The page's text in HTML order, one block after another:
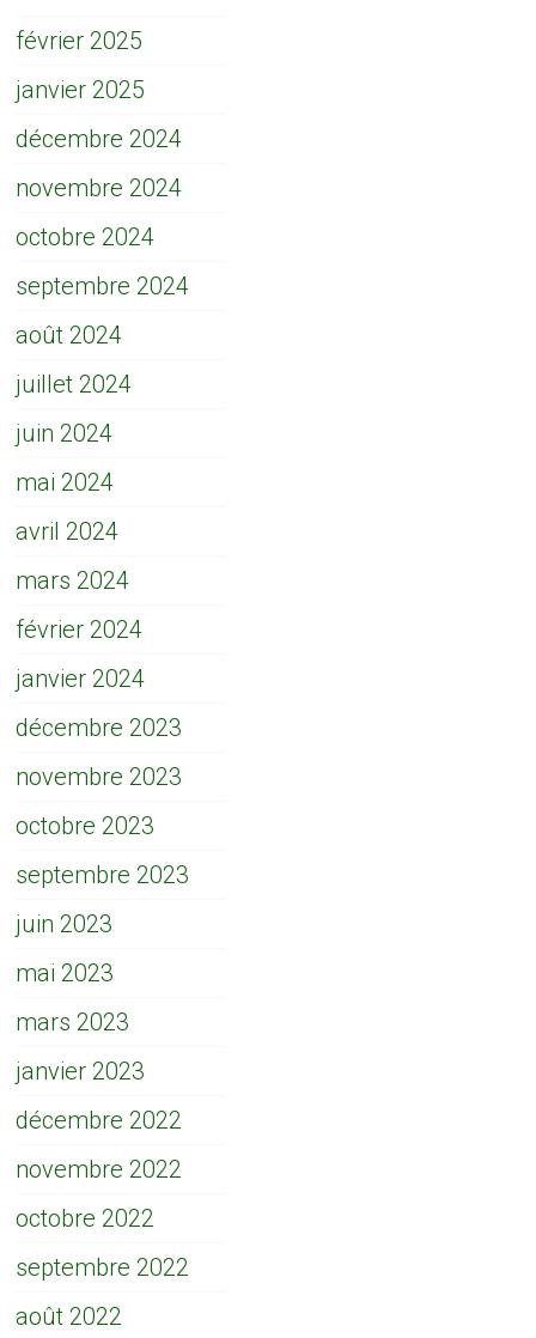
février 2025
janvier 2025
décembre 2024
novembre 2024
octobre 2024
septembre 2024
août 2024
juillet 2024
juin 2024
mai 2024
avril 2024
mars 2024
février 2024
janvier 2024
décembre 2023
novembre 2023
octobre 2023
septembre 2023
juin 2023
mai 2023
mars 2023
janvier 2023
décembre 2022
novembre 2022
octobre 2022
septembre 2022
août 2022